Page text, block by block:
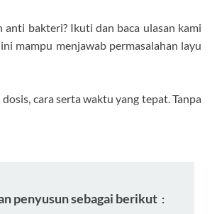
bakteri? Ikuti dan baca ulasan kami
mampu menjawab permasalahan layu
cara serta waktu yang tepat. Tanpa
penyusun sebagai berikut :